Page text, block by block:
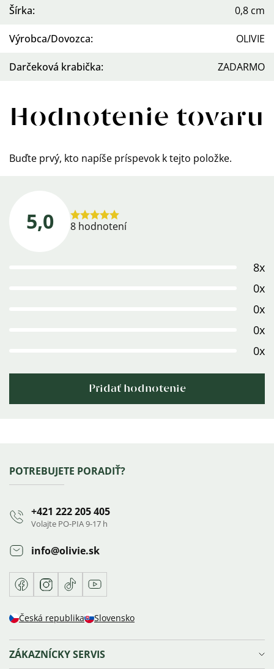
Šírka: 0,8 cm
Výrobca/Dovozca: OLIVIE
Darčeková krabička: ZADARMO
Hodnotenie tovaru
Buďte prvý, kto napíše príspevok k tejto položke.
5,0
Priemerné
8 hodnotení
8x
0x
0x
0x
0x
Pridať hodnotenie
Zápätie
POTREBUJETE PORADIŤ?
+421 222 205 405
Volajte PO-PIA 9-17 h
info@olivie.sk
FacebookInstagram
TikTokYoutube
Česká republika Slovensko
ZÁKAZNÍCKY SERVIS